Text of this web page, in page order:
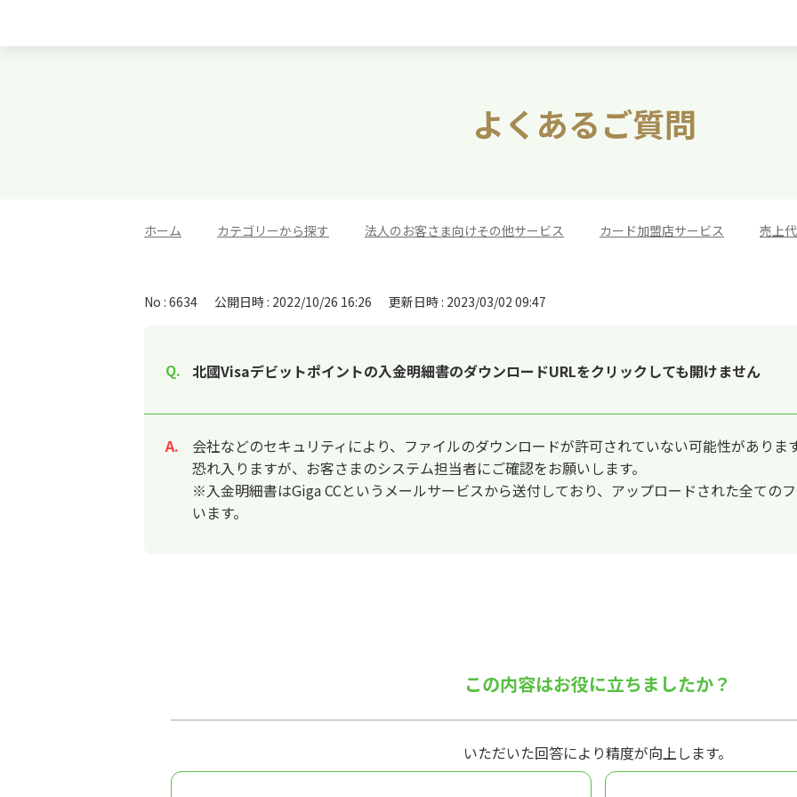
よくあるご質問
ホーム カテゴリーから探す 法人のお客さま向けその他サービス カード加盟店サービス 売上
No : 6634 公開日時 : 2022/10/26 16:26 更新日時 : 2023/03/02 09:47
北國Visaデビットポイントの入金明細書のダウンロードURLをクリックしても開けません
回答
会社などのセキュリティにより、ファイルのダウンロードが許可されていない可能性があります
恐れ入りますが、お客さまのシステム担当者にご確認をお願いします。
※入金明細書はGiga CCというメールサービスから送付しており、アップロードされた全ての
います。
この内容はお役に立ちましたか？
いただいた回答により精度が向上します。